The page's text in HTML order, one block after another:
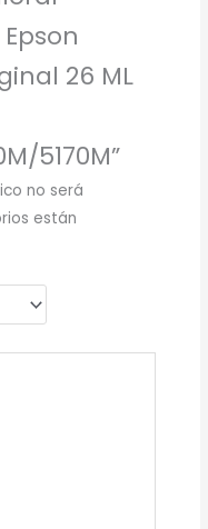
26 ML
5170M”
no será
están